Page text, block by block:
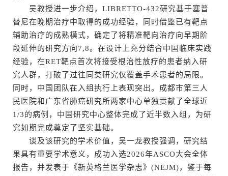
吴教授进一步介绍，LIBRETTO-432研究基于塞普
替尼在晚期治疗中取得的成功经验，同时借鉴已有靶点
辅助治疗的成熟模式，确定了将精准靶向治疗向早期阶
段延伸的研究方向7,8。在设计上充分结合中国临床实践
经验，在RET靶点首次将接受根治性放疗的患者纳入研
究人群，打破了过往同类研究仅覆盖手术患者的局限。
同时，中国团队在入组执行上表现突出。成都市第三人
民医院和广东省肺癌研究所两家中心单独贡献了全球近
1/3的病例，中国研究中心整体完成了近半数入组，为研
究如期完成奠定了坚实基础。
谈及该研究的学术价值，吴一龙教授强调，研究结
果具有重要学术意义，成功入选2026年ASCO大会全体
报告，并发表于《新英格兰医学杂志》(NEJM)，鉴于每